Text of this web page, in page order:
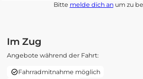
Bitte melde dich anum zu
Im Zug
Angebote während der Fahrt:
Fahrradmitnahme möglich